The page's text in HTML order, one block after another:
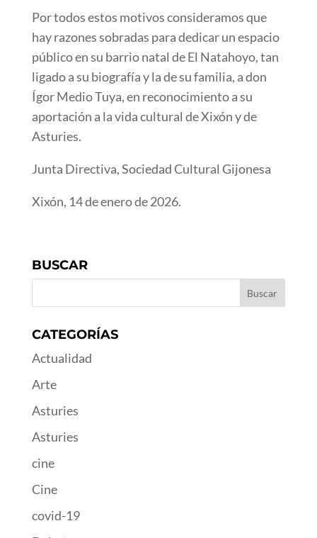
Por todos estos motivos consideramos que
hay razones sobradas para dedicar un espacio
público en su barrio natal de El Natahoyo, tan
ligado a su biografía y la de su familia, a don
Ígor Medio Tuya, en reconocimiento a su
aportación a la vida cultural de Xixón y de
Asturies.
Junta Directiva, Sociedad Cultural Gijonesa
Xixón, 14 de enero de 2026.
BUSCAR
CATEGORÍAS
Actualidad
Arte
Asturies
Asturies
cine
Cine
covid-19